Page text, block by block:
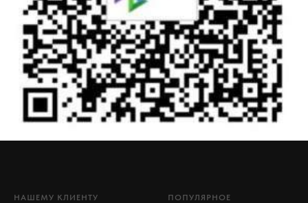
НАШЕМУ КЛИЕНТУ ПОПУЛЯРНОЕ